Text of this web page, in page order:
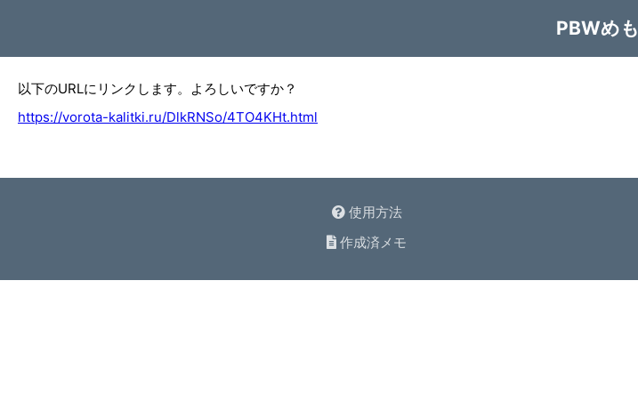
PBWめも
以下のURLにリンクします。よろしいですか？
https://vorota-kalitki.ru/DlkRNSo/4TO4KHt.html
使用方法
作成済メモ